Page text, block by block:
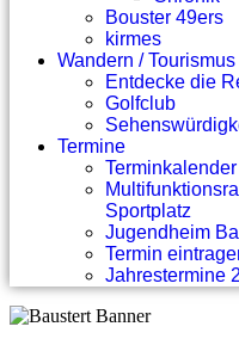
Bouster 49ers
kirmes
Wandern / Tourismus
Entdecke die
Golfclub
Termine
Sportplatz
Jugendheim
Termin
Jahrestermine